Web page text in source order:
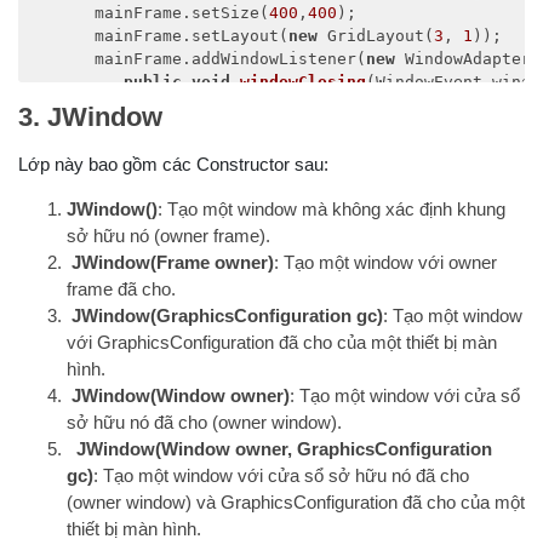
      mainFrame.setSize(
400 , 400 );
      mainFrame.setLayout(
new GridLayout( 3 , 1 ));
      mainFrame.addWindowListener(
new
public void windowClosing ( WindowEvent
            System.exit(
         }
      headerLabel =
new JLabel(
      statusLabel.setSize(
      msglabel =
      controlPanel =
new JPanel();
      controlPanel.setLayout(
      mainFrame.
add(headerLabel);
      mainFrame.
add(controlPanel);
      mainFrame.
add(statusLabel);
      mainFrame.setVisible(
true);
   }
3. JWindow
Lớp này bao gồm các Constructor sau:
JWindow(): Tạo một window mà không xác định khung
sở hữu nó (owner frame).
JWindow(Frame owner): Tạo một window với owner
frame đã cho.
JWindow(GraphicsConfiguration gc): Tạo một window
với GraphicsConfiguration đã cho của một thiết bị màn
hình.
JWindow(Window owner): Tạo một window với cửa sổ
sở hữu nó đã cho (owner window).
JWindow(Window owner, GraphicsConfiguration
gc): Tạo một window với cửa sổ sở hữu nó đã cho
(owner window) và GraphicsConfiguration đã cho của một
thiết bị màn hình.